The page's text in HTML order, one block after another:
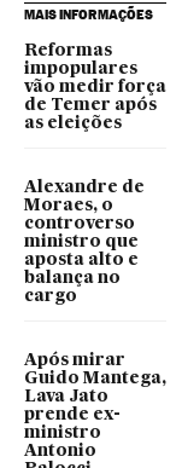
MAIS INFORMAÇÕES
Reformas
impopulares
vão medir força
de Temer após
as eleições
Alexandre de
Moraes, o
controverso
ministro que
aposta alto e
balança no
cargo
Após mirar
Guido Mantega,
Lava Jato
prende ex-
ministro
Antonio